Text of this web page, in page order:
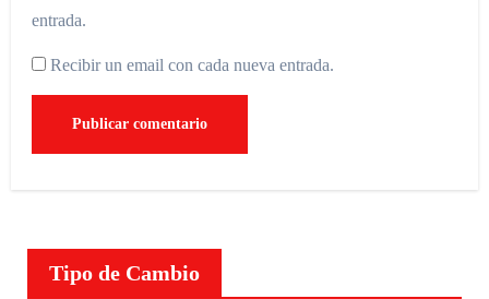
entrada.
Recibir un email con cada nueva entrada.
Tipo de Cambio